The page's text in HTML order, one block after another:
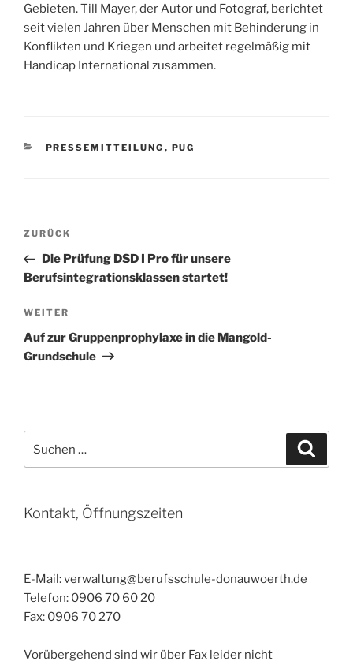
Gebieten. Till Mayer, der Autor und Fotograf, berichtet
seit vielen Jahren über Menschen mit Behinderung in
Konflikten und Kriegen und arbeitet regelmäßig mit
Handicap International zusammen.
KATEGORIEN
PRESSEMITTEILUNG , PUG
Beitragsnavigation
Vorheriger
Beitrag
ZURÜCK
Die Prüfung DSD I Pro für unsere
Berufsintegrationsklassen startet!
Nächster
Beitrag
WEITER
Auf zur Gruppenprophylaxe in die Mangold-
Grundschule
nach:
Kontakt, Öffnungszeiten
E-Mail: verwaltung@berufsschule-donauwoerth.de
Telefon: 0906 70 60 20
Fax: 0906 70 270
Vorübergehend sind wir über Fax leider nicht